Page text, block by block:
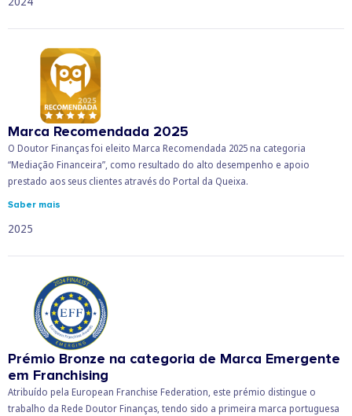
Marca Recomendada 2025
O Doutor Finanças foi eleito Marca Recomendada 2025 na categoria
“Mediação Financeira”, como resultado do alto desempenho e apoio
prestado aos seus clientes através do Portal da Queixa.
Saber mais
2025
Prémio Bronze na categoria de Marca Emergente
em Franchising
Atribuído pela European Franchise Federation, este prémio distingue o
trabalho da Rede Doutor Finanças, tendo sido a primeira marca portuguesa